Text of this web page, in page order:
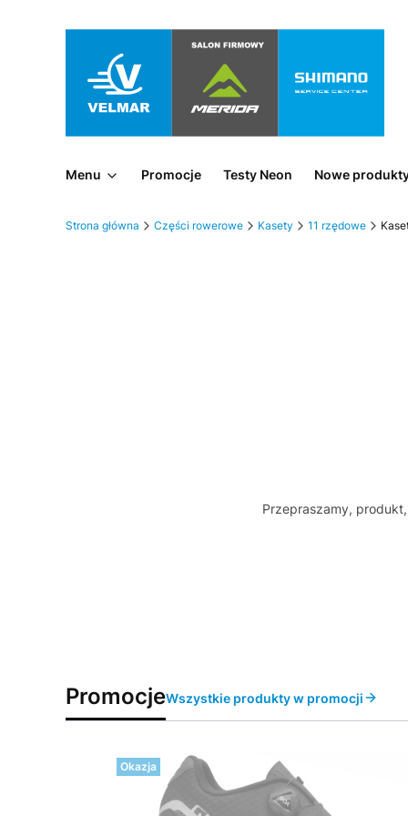
Menu Promocje Testy Neon Nowe
Strona główna Części rowerowe Kasety 11 rzędowe
Przepraszamy,
PromocjeWszystkie produkty w promocji
Okazja